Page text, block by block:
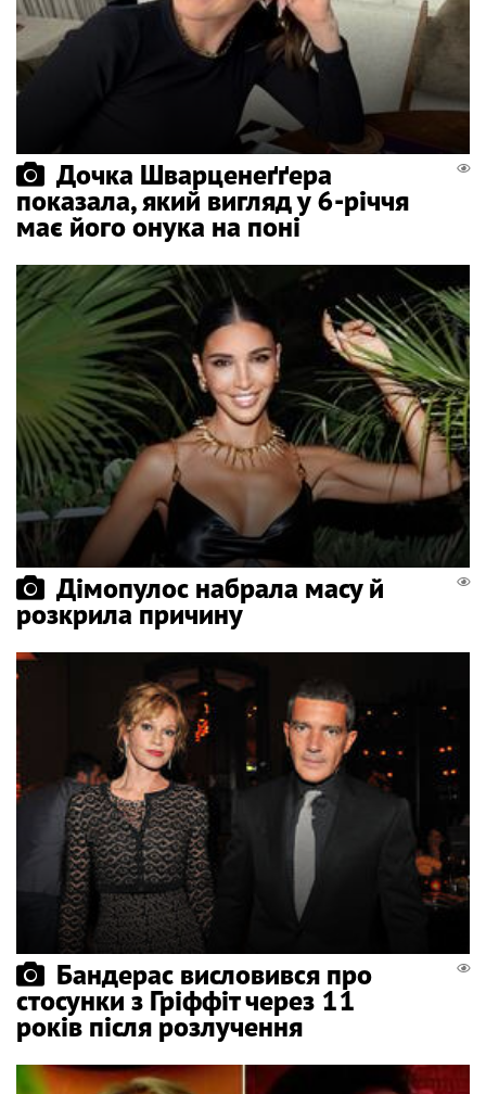
Дочка Шварценеґґера
показала, який вигляд у 6-річчя
має його онука на поні
Дімопулос набрала масу й
розкрила причину
Бандерас висловився про
стосунки з Гріффіт через 11
років після розлучення